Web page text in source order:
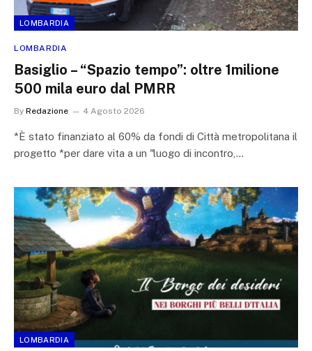
LOMBARDIA
LOMBARDIA
Basiglio – “Spazio tempo”: oltre 1milione
500 mila euro dal PMRR
By Redazione 4 Agosto 2026
*È stato finanziato al 60% da fondi di Città metropolitana il
progetto *per dare vita a un "luogo di incontro,…
LOMBARDIA